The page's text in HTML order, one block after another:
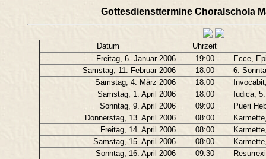
Gottesdiensttermine Choralschola
Datum
Uhrzeit
Freitag, 6. Januar 2006
19:00
Ecce,
Samstag, 11. Februar 2006
18:00
6.
Samstag, 4. März 2006
18:00
Samstag, 1. April 2006
18:00
Iudica,
Sonntag, 9. April 2006
09:00
Pueri
Donnerstag, 13. April 2006
08:00
Freitag, 14. April 2006
08:00
Samstag, 15. April 2006
08:00
Sonntag, 16. April 2006
09:30